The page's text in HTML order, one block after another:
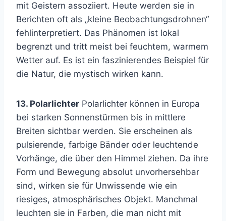
mit Geistern assoziiert. Heute werden sie in
Berichten oft als „kleine Beobachtungsdrohnen“
fehlinterpretiert. Das Phänomen ist lokal
begrenzt und tritt meist bei feuchtem, warmem
Wetter auf. Es ist ein faszinierendes Beispiel für
die Natur, die mystisch wirken kann.
13. Polarlichter Polarlichter können in Europa
bei starken Sonnenstürmen bis in mittlere
Breiten sichtbar werden. Sie erscheinen als
pulsierende, farbige Bänder oder leuchtende
Vorhänge, die über den Himmel ziehen. Da ihre
Form und Bewegung absolut unvorhersehbar
sind, wirken sie für Unwissende wie ein
riesiges, atmosphärisches Objekt. Manchmal
leuchten sie in Farben, die man nicht mit